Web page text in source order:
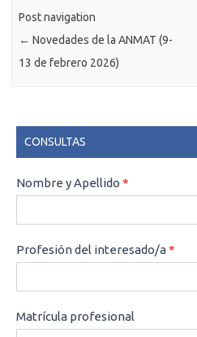
Post navigation
← Novedades de la ANMAT (9-
13 de febrero 2026)
CONSULTAS
CONSULTAS
Nombre y Apellido *
Profesión del interesado/a*
Matrícula profesional